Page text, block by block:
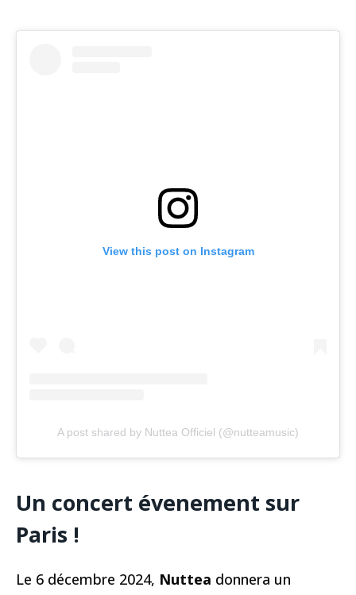
View this post on Instagram
A post shared by Nuttea Officiel (@nutteamusic)
Un concert évenement sur
Paris !
Le 6 décembre 2024, Nuttea donnera un